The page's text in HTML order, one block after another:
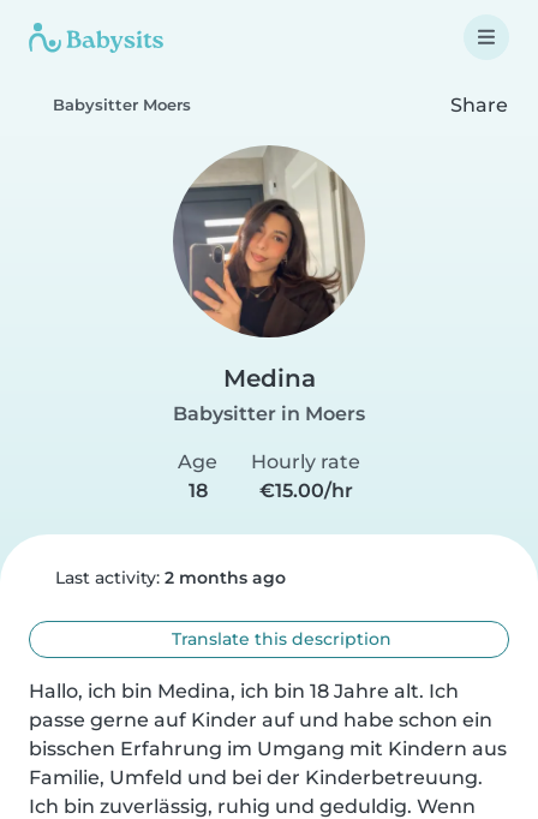
Babysitter Moers Share
Medina
Babysitter in Moers
Age
18
Hourly rate
€15.00/hr
Last activity: 2 months ago
Translate this description
Hallo, ich bin Medina, ich bin 18 Jahre alt. Ich
passe gerne auf Kinder auf und habe schon ein
bisschen Erfahrung im Umgang mit Kindern aus
Familie, Umfeld und bei der Kinderbetreuung.
Ich bin zuverlässig, ruhig und geduldig. Wenn